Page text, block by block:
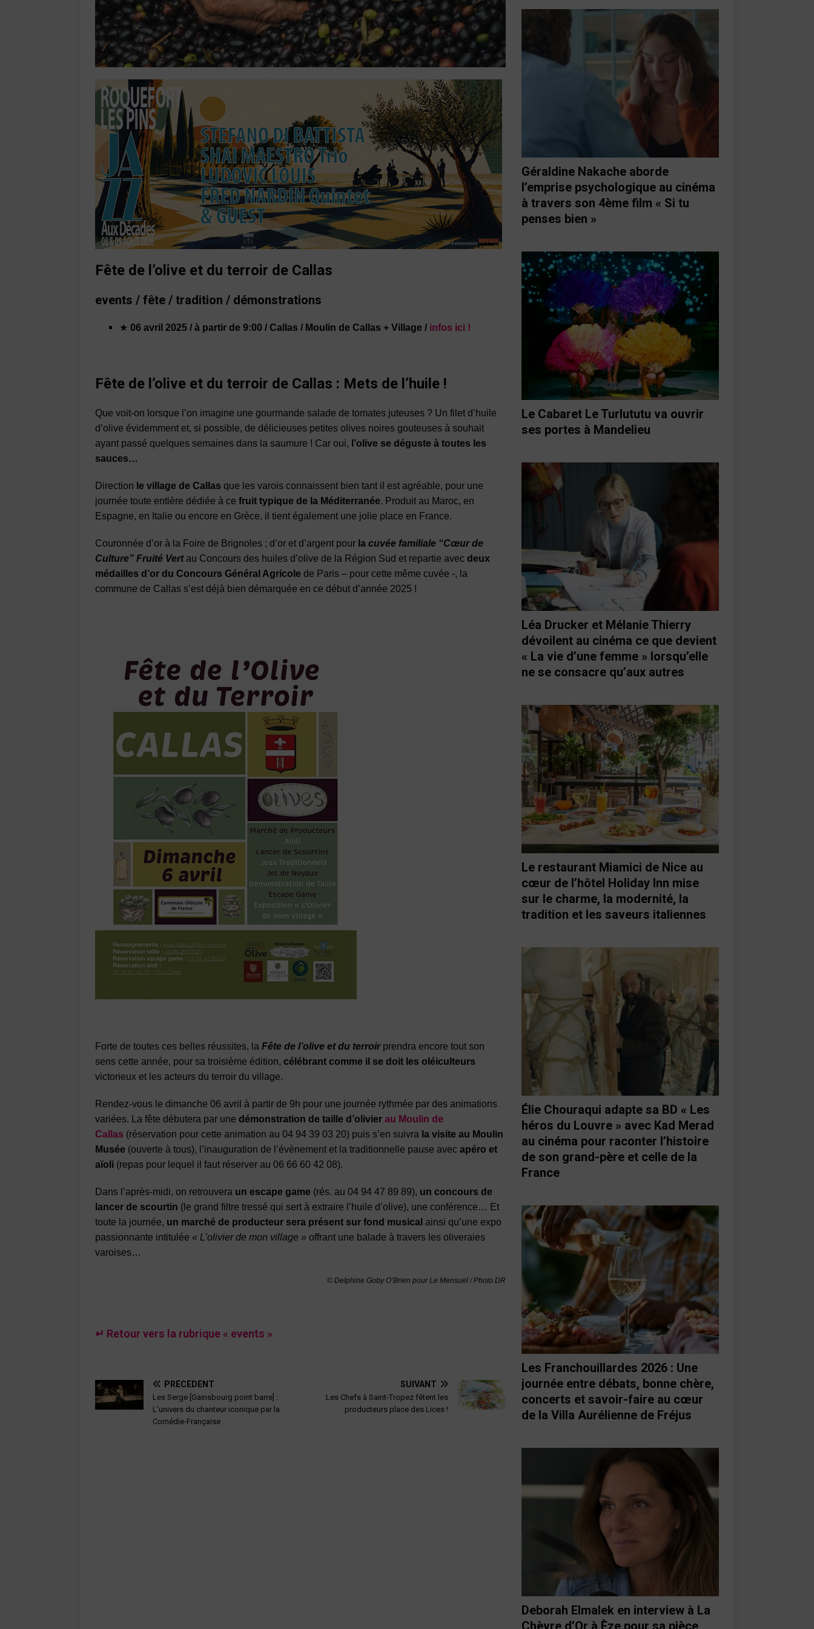
Fête de l’olive et du terroir de Callas
events / fête / tradition / démonstrations
★ 06 avril 2025 / à partir de 9:00 / Callas / Moulin de Callas + Village / infos ici !
Fête de l’olive et du terroir de Callas : Mets de l’huile !
Que voit-on lorsque l’on imagine une gourmande salade de tomates juteuses ? Un filet d’huile
d’olive évidemment et, si possible, de délicieuses petites olives noires gouteuses à souhait
ayant passé quelques semaines dans la saumure ! Car oui, l’olive se déguste à toutes les
sauces…
Direction le village de Callas que les varois connaissent bien tant il est agréable, pour une
journée toute entière dédiée à ce fruit typique de la Méditerranée. Produit au Maroc, en
Espagne, en Italie ou encore en Grèce, il tient également une jolie place en France.
Couronnée d’or à la Foire de Brignoles ; d’or et d’argent pour la cuvée familiale “Cœur de
Culture” Fruité Vertau Concours des huiles d’olive de la Région Sud et repartie avec deux
médailles d’or du Concours Général Agricole de Paris – pour cette même cuvée -, la
commune de Callas s’est déjà bien démarquée en ce début d’année 2025 !
Forte de toutes ces belles réussites, la Fête de l’olive et du terroirprendra encore tout son
sens cette année, pour sa troisième édition, célébrant comme il se doit les oléiculteurs
victorieux et les acteurs du terroir du village.
Rendez-vous le dimanche 06 avril à partir de 9h pour une journée rythmée par des animations
variées. La fête débutera par une démonstration de taille d’olivier au Moulin de
Callas (réservation pour cette animation au 04 94 39 03 20) puis s’en suivra la visite au Moulin
Musée (ouverte à tous), l’inauguration de l’évènement et la traditionnelle pause avec apéro et
aïoli (repas pour lequel il faut réserver au 06 66 60 42 08).
Dans l’après-midi, on retrouvera un escape game (rés. au 04 94 47 89 89), un concours de
lancer de scourtin (le grand filtre tressé qui sert à extraire l’huile d’olive), une conférence… Et
toute la journée, un marché de producteur sera présent sur fond musical ainsi qu’une expo
passionnante intitulée « L’olivier de mon village » offrant une balade à travers les oliveraies
varoises…
©Delphine Goby O’Brienpour Le Mensuel / Photo DR
↵ Retour vers la rubrique « events »
PRÉCÉDENT
Les Serge [Gainsbourg point barre] :
L’univers du chanteur iconique par la
Comédie-Française
SUIVANT
Les Chefs à Saint-Tropez fêtent les
producteurs place des Lices !
Géraldine Nakache aborde
l’emprise psychologique au cinéma
à travers son 4ème film « Si tu
penses bien »
Le Cabaret Le Turlututu va ouvrir
ses portes à Mandelieu
Léa Drucker et Mélanie Thierry
dévoilent au cinéma ce que devient
« La vie d’une femme » lorsqu’elle
ne se consacre qu’aux autres
Le restaurant Miamici de Nice au
cœur de l’hôtel Holiday Inn mise
sur le charme, la modernité, la
tradition et les saveurs italiennes
Élie Chouraqui adapte sa BD « Les
héros du Louvre » avec Kad Merad
au cinéma pour raconter l’histoire
de son grand-père et celle de la
France
Les Franchouillardes 2026 : Une
journée entre débats, bonne chère,
concerts et savoir-faire au cœur
de la Villa Aurélienne de Fréjus
Deborah Elmalek en interview à La